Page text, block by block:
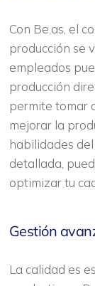
Con Be.as, el
producción se
empleados
producción
permite tomar
mejorar la
habilidades
detallada,
optimizar tu
Gestión
La calidad es